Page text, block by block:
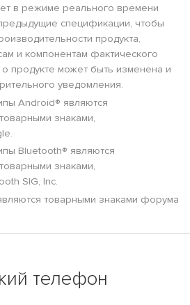
в режиме реального времени
спецификации, чтобы
продукта,
и компонентам фактического
продукте может быть изменена и
уведомления.
Android® являются
знаками,
Bluetooth® являются
знаками,
SIG, Inc.
товарными знаками форума
телефон